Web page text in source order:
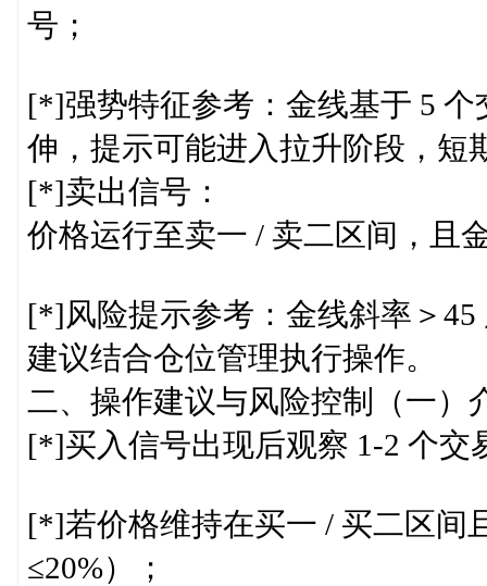
号；
[*]强势特征参考：金线基于 5
伸，提示可能进入拉升阶段，短
[*]卖出信号：
价格运行至卖一 / 卖二区间，且
[*]风险提示参考：金线斜率＞
建议结合仓位管理执行操作。
二、操作建议与风险控制（一）
[*]买入信号出现后观察 1-2 个交
[*]若价格维持在买一 / 买二区间
≤20%）；